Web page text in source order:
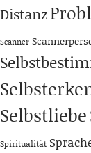
Distanz
Scanner
Selbstliebe
Spiritualität